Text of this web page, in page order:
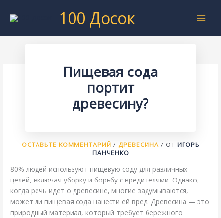
100 Досок
Пищевая сода
портит
древесину?
ОСТАВЬТЕ КОММЕНТАРИЙ / ДРЕВЕСИНА/ ОТ ИГОРЬ
ПАНЧЕНКО
80% людей используют пищевую соду для различных
целей, включая уборку и борьбу с вредителями. Однако,
когда речь идет о древесине, многие задумываются,
может ли пищевая сода нанести ей вред. Древесина — это
природный материал, который требует бережного